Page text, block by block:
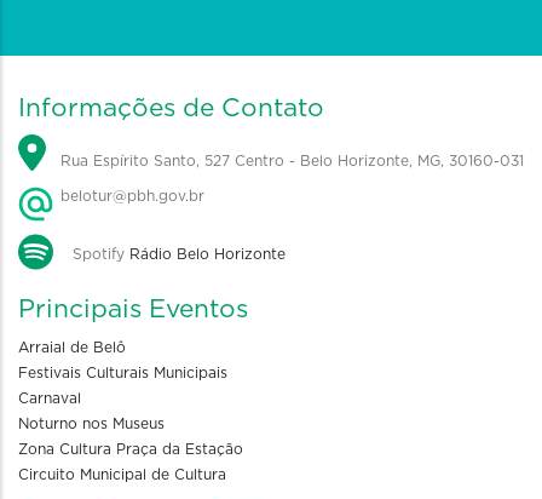
Informações de Contato
Rua Espírito Santo, 527 Centro - Belo Horizonte, MG, 30160-031
belotur@pbh.gov.br
Spotify Rádio Belo Horizonte
Principais Eventos
Arraial de Belô
Festivais Culturais Municipais
Carnaval
Noturno nos Museus
Zona Cultura Praça da Estação
Circuito Municipal de Cultura